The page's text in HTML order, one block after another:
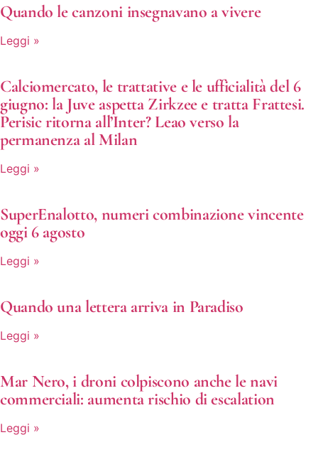
Quando le canzoni insegnavano a vivere
Leggi »
Calciomercato, le trattative e le ufficialità del 6
giugno: la Juve aspetta Zirkzee e tratta Frattesi.
Perisic ritorna all’Inter? Leao verso la
permanenza al Milan
Leggi »
SuperEnalotto, numeri combinazione vincente
oggi 6 agosto
Leggi »
Quando una lettera arriva in Paradiso
Leggi »
Mar Nero, i droni colpiscono anche le navi
commerciali: aumenta rischio di escalation
Leggi »